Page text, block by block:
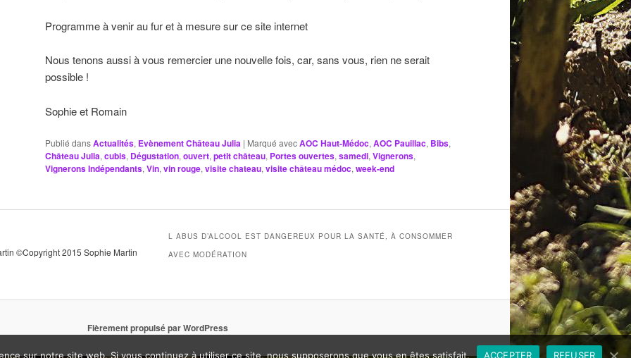
Programme à venir au fur et à mesure sur ce site internet
Nous tenons aussi à vous remercier une nouvelle fois, car, sans vous, rien ne serait
possible !
Sophie et Romain
Publié dansActualités, Evènement Château Julia | Marqué avecAOC Haut-Médoc, AOC Pauillac, Bibs,
Château Julia, cubis, Dégustation, ouvert, petit château, Portes ouvertes, samedi, Vignerons,
Vignerons Indépendants, Vin, vin rouge, visite chateau, visite château médoc, week-end
©Copyright 2015 Sophie Martin
L ABUS D’ALCOOL EST DANGEREUX POUR LA SANTÉ, À CONSOMMER
AVEC MODÉRATION
Fièrement propulsé par WordPress
sur notre site web. Si vous continuez à utiliser ce site, nous supposerons que vous en êtes satisfait. ACCEPTER REFUSER